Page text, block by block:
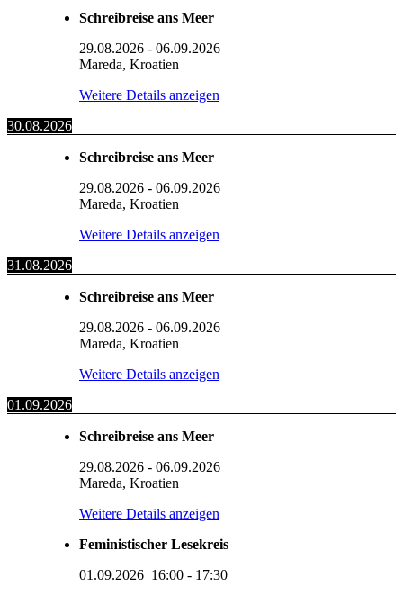
Schreibreise ans Meer
29.08.2026 - 06.09.2026
Mareda, Kroatien
Weitere Details anzeigen
30.08.2026
Schreibreise ans Meer
29.08.2026 - 06.09.2026
Mareda, Kroatien
Weitere Details anzeigen
31.08.2026
Schreibreise ans Meer
29.08.2026 - 06.09.2026
Mareda, Kroatien
Weitere Details anzeigen
01.09.2026
Schreibreise ans Meer
29.08.2026 - 06.09.2026
Mareda, Kroatien
Weitere Details anzeigen
Feministischer Lesekreis
01.09.2026 16:00 - 17:30